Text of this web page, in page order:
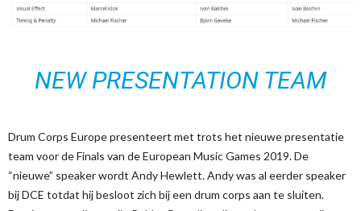
NEW PRESENTATION TEAM
Drum Corps Europe presenteert met trots het nieuwe presentatie
team voor de Finals van de European Music Games 2019. De
“nieuwe” speaker wordt Andy Hewlett. Andy was al eerder speaker
bij DCE totdat hij besloot zich bij een drum corps aan te sluiten.